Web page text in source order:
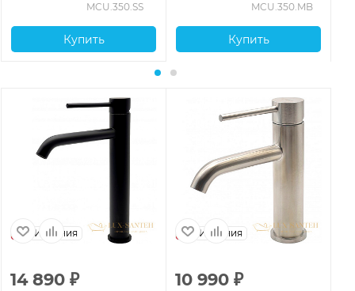
MCU.350.SS
Купить
MCU.350.MB
Купить
Испания
14 890 ₽
Испания
10 990 ₽